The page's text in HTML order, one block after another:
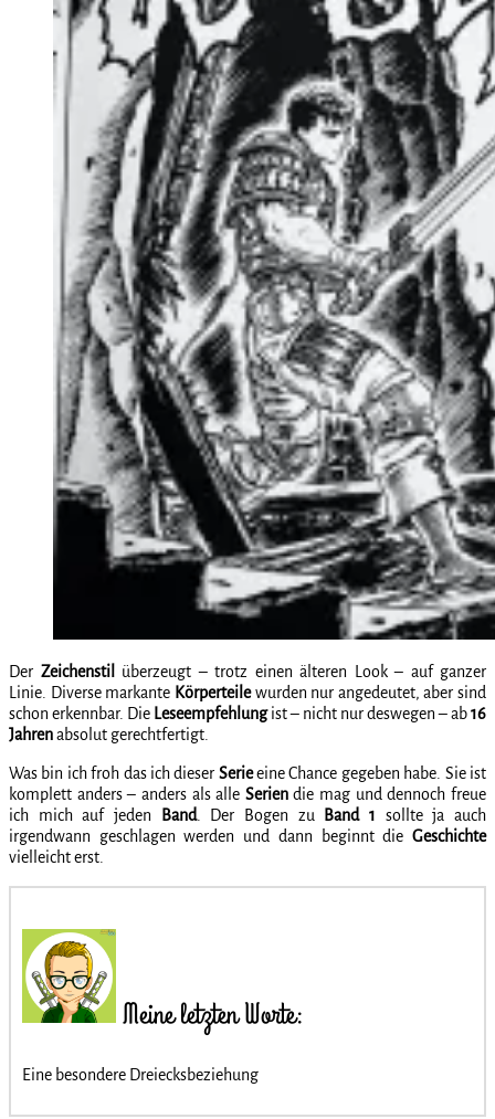
Der Zeichenstil
überzeugt – trotz einen älteren Look – auf ganzer
Linie. Diverse markante Körperteilewurden nur angedeutet, aber sind
schon erkennbar. Die Leseempfehlungist – nicht nur deswegen – ab16
Jahrenabsolut gerechtfertigt.
Was bin ich froh das ich dieser Serieeine Chance gegeben habe. Sie ist
komplett anders – anders als alle Seriendie mag und dennoch freue
ich mich auf jeden
Band. Der Bogen zu Band 1 sollte ja auch
irgendwann geschlagen werden und dann beginnt die Geschichte
vielleicht erst.
Meine letzten Worte:
Eine besondere Dreiecksbeziehung